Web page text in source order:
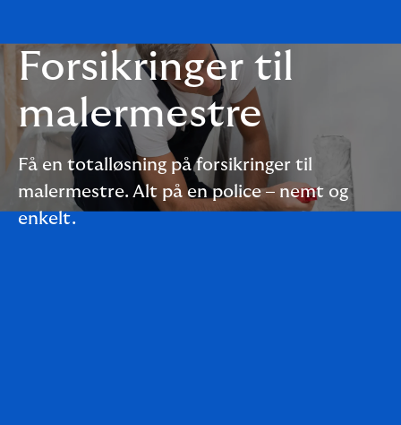
Forsikringer til
malermestre
Få en totalløsning på forsikringer til
malermestre. Alt på en police – nemt og
enkelt.